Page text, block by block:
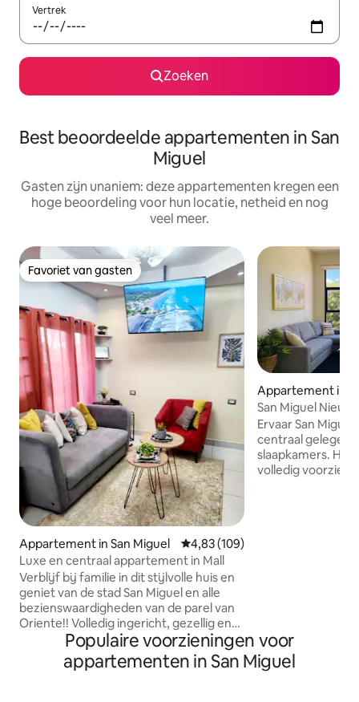
Vertrek
Zoeken
Best beoordeelde appartementen in San
Miguel
Gasten zijn unaniem: deze appartementen kregen een
hoge beoordeling voor hun locatie, netheid en nog
veel meer.
Favoriet van gasten
Favoriet van gasten
Appartement in San Miguel Gemiddelde beoordeling van
4,83 (109)
Luxe en centraal appartement in Mall
Verblijf bij familie in dit stijlvolle huis en
geniet van de stad San Miguel en alle
bezienswaardigheden van de parel van
Oriente!! Volledig ingericht, gezellig en
elegant appartement, twee
woonkamers, eetkamer, keuken,
keuken, twee slaapkamers, twee
Appartement in
San Miguel
volledige airco
vulkaan
Ervaar San
centraal gelegen
slaapkamers. Het appartement is
volledig voorzien
Mall 5 minuten
te openen)
Populaire voorzieningen voor
appartementen in San Miguel